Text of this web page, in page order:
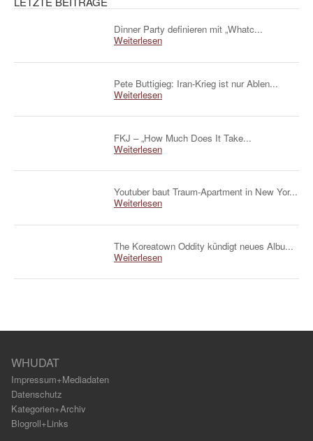
Dinner Party definieren mit „Whatc...
Weiterlesen
Pete Buttigieg: Iran-Krieg ist nur Ablen...
Weiterlesen
FKJ – „How Much Does It Take...
Weiterlesen
Youtuber baut Traum-Apartment in New Yor...
Weiterlesen
The Koreatown Oddity kündigt neues Albu...
Weiterlesen
WHUDAT
Impressum+Mediadaten
Datenschutz
Kategorien+Archiv
Blogroll+Links